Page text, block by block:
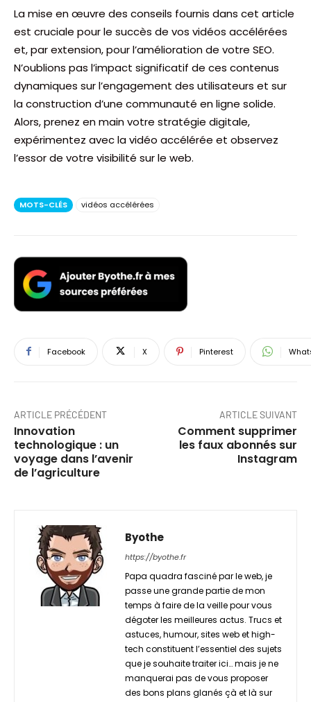
La mise en œuvre des conseils fournis dans cet article
est cruciale pour le succès de vos vidéos accélérées
et, par extension, pour l’amélioration de votre SEO.
N’oublions pas l’impact significatif de ces contenus
dynamiques sur l’engagement des utilisateurs et sur
la construction d’une communauté en ligne solide.
Alors, prenez en main votre stratégie digitale,
expérimentez avec la vidéo accélérée et observez
l’essor de votre visibilité sur le web.
MOTS-CLÉS vidéos accélérées
Facebook X Pinterest
ARTICLE PRÉCÉDENT
Innovation
technologique : un
voyage dans l’avenir
de l’agriculture
ARTICLE SUIVANT
Comment supprimer
les faux abonnés sur
Instagram
Byothe
https://byothe.fr
Papa quadra fasciné par le web, je
passe une grande partie de mon
temps à faire de la veille pour vous
dégoter les meilleures actus. Trucs et
astuces, humour, sites web et high-
tech constituent l’essentiel des sujets
que je souhaite traiter ici… mais je ne
manquerai pas de vous proposer
des bons plans glanés çà et là sur